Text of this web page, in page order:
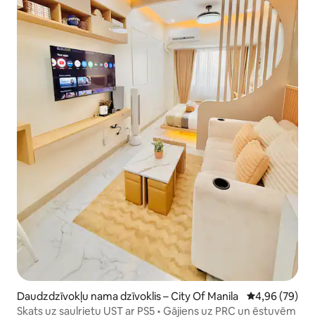
Daudzdzīvokļu nama dzīvoklis – City Of Manila Vidējais
4,96 (79)
Skats uz saulrietu UST ar PS5 • Gājiens uz PRC un ēstuvēm